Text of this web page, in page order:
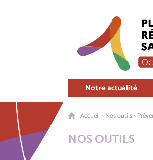
Notre actualité
Accueil>Nos outils>
NOS OUTILS